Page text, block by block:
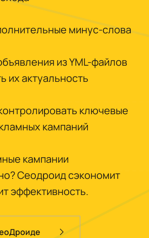
минус-слова
из YML-файлов
их актуальность
ключевые
кампаний
кампании
Сеодроид сэкономит
эффективность.